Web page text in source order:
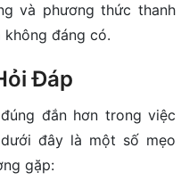
và phương thức thanh
không đáng có.
Đáp
đắn hơn trong việc
đây là một số mẹo
gặp: